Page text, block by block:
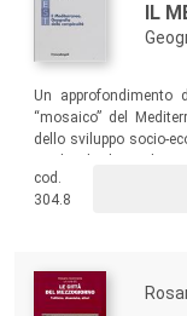
IL
Un approfondimento
“mosaico” del
dello sviluppo socio-
diacronica, una
centro-periferia.
cod.
304.8